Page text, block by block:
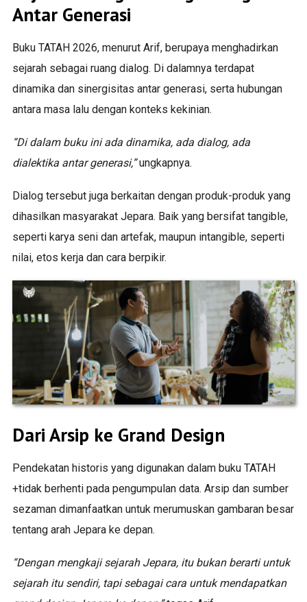
Antar Generasi
Buku TATAH 2026, menurut Arif, berupaya menghadirkan
sejarah sebagai ruang dialog. Di dalamnya terdapat
dinamika dan sinergisitas antar generasi, serta hubungan
antara masa lalu dengan konteks kekinian.
“Di dalam buku ini ada dinamika, ada dialog, ada
dialektika antar generasi,”ungkapnya.
Dialog tersebut juga berkaitan dengan produk-produk yang
dihasilkan masyarakat Jepara. Baik yang bersifat tangible,
seperti karya seni dan artefak, maupun intangible, seperti
nilai, etos kerja dan cara berpikir.
Dari Arsip ke Grand Design
Pendekatan historis yang digunakan dalam buku TATAH
+tidak berhenti pada pengumpulan data. Arsip dan sumber
sezaman dimanfaatkan untuk merumuskan gambaran besar
tentang arah Jepara ke depan.
“Dengan mengkaji sejarah Jepara, itu bukan berarti untuk
sejarah itu sendiri, tapi sebagai cara untuk mendapatkan